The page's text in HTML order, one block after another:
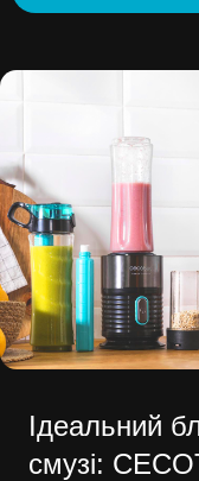
Ідеальний
смузі: